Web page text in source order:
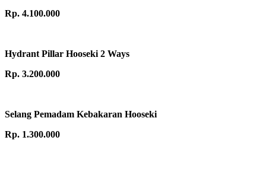
Rp. 4.100.000
Hydrant Pillar Hooseki 2 Ways
Rp. 3.200.000
Selang Pemadam Kebakaran Hooseki
Rp. 1.300.000